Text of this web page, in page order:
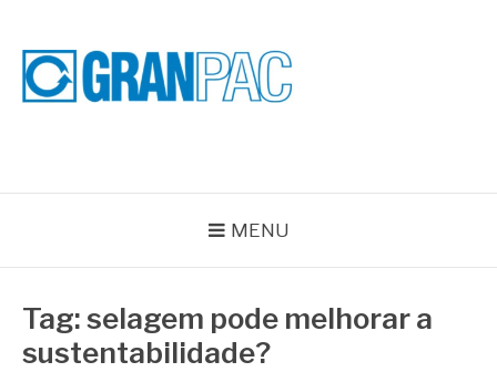
conteúdo
MENU
Tag:selagem pode melhorar a
sustentabilidade?